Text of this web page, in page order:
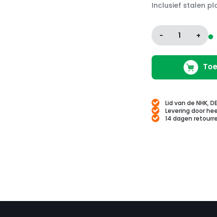
Inclusief stalen
- 1 +
Lid van de NHK,
Levering door
14 dagen